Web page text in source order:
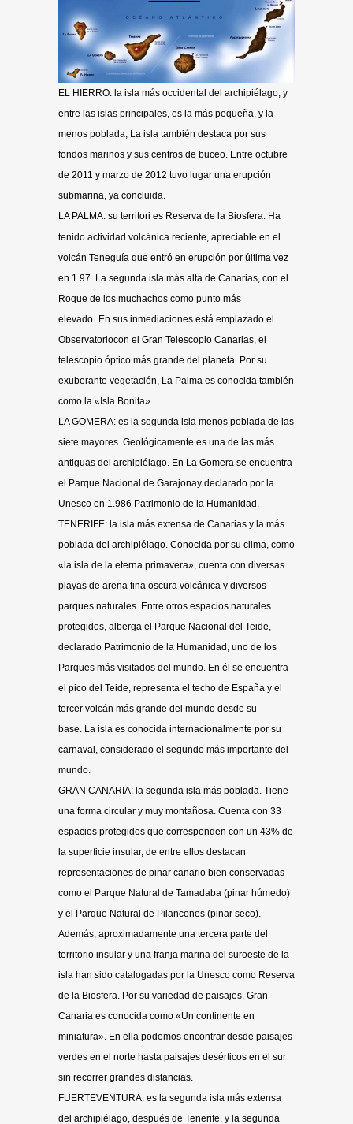
EL HIERRO: la isla más occidental del archipiélago, y
entre las islas principales, es la más pequeña, y la
menos poblada, La isla también destaca por sus
fondos marinos y sus centros de buceo. Entre octubre
de 2011 y marzo de 2012 tuvo lugar una erupción
submarina, ya concluida.
LA PALMA: su territori es Reserva de la Biosfera. Ha
tenido actividad volcánica reciente, apreciable en el
volcán Teneguía que entró en erupción por última vez
en 1.97. La segunda isla más alta de Canarias, con el
Roque de los muchachos como punto más
elevado. En sus inmediaciones está emplazado el
Observatoriocon el Gran Telescopio Canarias, el
telescopio óptico más grande del planeta. Por su
exuberante vegetación, La Palma es conocida también
como la «Isla Bonita».
LA GOMERA: es la segunda isla menos poblada de las
siete mayores. Geológicamente es una de las más
antiguas del archipiélago. En La Gomera se encuentra
el Parque Nacional de Garajonay declarado por la
Unesco en 1.986 Patrimonio de la Humanidad.
TENERIFE: la isla más extensa de Canarias y la más
poblada del archipiélago. Conocida por su clima, como
«la isla de la eterna primavera», cuenta con diversas
playas de arena fina oscura volcánica y diversos
parques naturales. Entre otros espacios naturales
protegidos, alberga el Parque Nacional del Teide,
declarado Patrimonio de la Humanidad, uno de los
Parques más visitados del mundo. En él se encuentra
el pico del Teide, representa el techo de España y el
tercer volcán más grande del mundo desde su
base. La isla es conocida internacionalmente por su
carnaval, considerado el segundo más importante del
mundo.
GRAN CANARIA: la segunda isla más poblada. Tiene
una forma circular y muy montañosa. Cuenta con 33
espacios protegidos que corresponden con un 43% de
la superficie insular, de entre ellos destacan
representaciones de pinar canario bien conservadas
como el Parque Natural de Tamadaba (pinar húmedo)
y el Parque Natural de Pilancones (pinar seco).
Además, aproximadamente una tercera parte del
territorio insular y una franja marina del suroeste de la
isla han sido catalogadas por la Unesco como Reserva
de la Biosfera. Por su variedad de paisajes, Gran
Canaria es conocida como «Un continente en
miniatura». En ella podemos encontrar desde paisajes
verdes en el norte hasta paisajes desérticos en el sur
sin recorrer grandes distancias.
FUERTEVENTURA: es la segunda isla más extensa
del archipiélago, después de Tenerife, y la segunda